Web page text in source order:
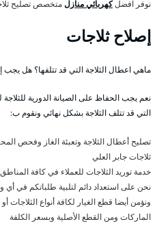
نوفر افضلكهربائي منازلمتخصص تصليح
إصلاح ثلاجات
ماهي اعطال الثلاجة التي قد تتلفها؟ هل يجب
نعم يجب الحفاظ على الصيانة الدورية
التي قد تتلف الثلاجة بشكل نهائي ونقوم ب:
تصليح أعطال الثلاجة وتعبئة الغاز وفحص
ثلاجات جابر العلي
خدمة توريد الثلاجات للعملاء في كافة
نحن على استعداد دائم لتلبية طلباتكم في
ونؤمن أيضا قطع الغيار لكافة أنواع
الماركات ومن القطع الأصلية وبسعر الكلفة